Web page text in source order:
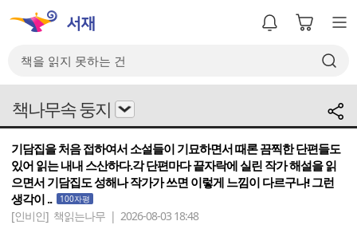
책나무속 둥지
기담집을 처음 접하여서 소설들이 기묘하면서 때론 끔찍한 단편들도
있어 읽는 내내 스산하다.각 단편마다 끝자락에 실린 작가 해설을 읽
으면서 기담집도 성해나 작가가 쓰면 이렇게 느낌이 다르구나! 그런
생각이 ..
100자평
[인비인] 책읽는나무 | 2026-08-03 18:48